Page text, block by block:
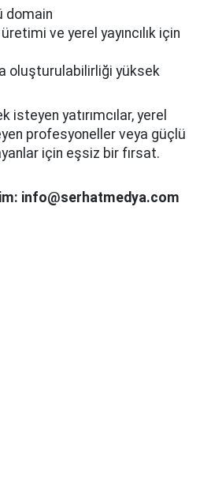
domain
ve yerel yayıncılık için
oluşturulabilirliği yüksek
yatırımcılar, yerel
profesyoneller veya güçlü
için eşsiz bir fırsat.
info@serhatmedya.com